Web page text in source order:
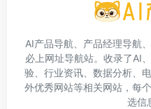
AI产品导航、产品经理导航
必上网址导航站。收录了AI
验、行业资讯、数据分析、
外优秀网站等相关网站，每
选信